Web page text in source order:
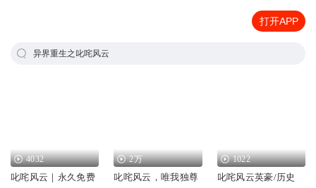
打开APP
异界重生之叱咤风云
4032
叱咤风云｜永久免费
2万
叱咤风云，唯我独尊
1022
叱咤风云英豪/历史